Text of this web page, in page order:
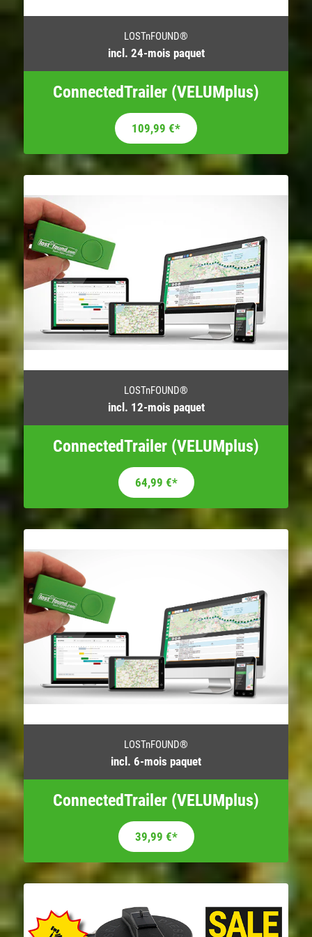
LOSTnFOUND®
incl. 24-mois paquet
ConnectedTrailer (VELUMplus)
109,99 €*
-19%
LOSTnFOUND®
incl. 12-mois paquet
ConnectedTrailer (VELUMplus)
64,99 €*
LOSTnFOUND®
incl. 6-mois paquet
ConnectedTrailer (VELUMplus)
39,99 €*